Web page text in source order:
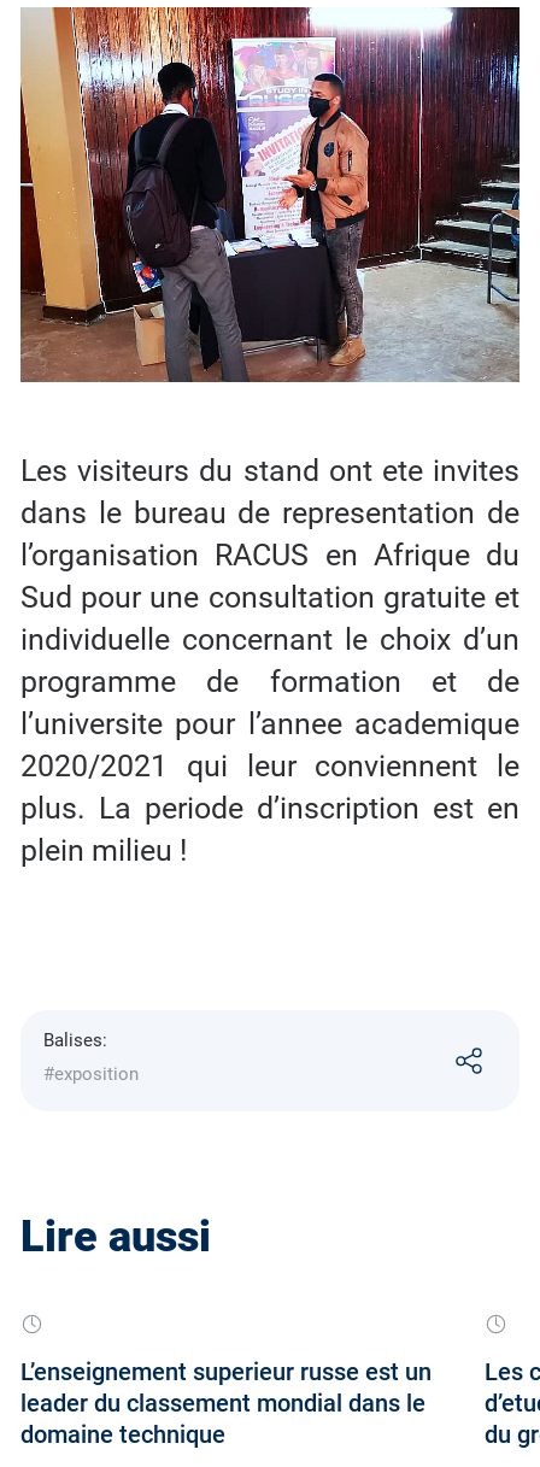
Les visiteurs du stand ont ete invites
dans le bureau de representation de
l’organisation RACUS en Afrique du
Sud pour une consultation gratuite et
individuelle concernant le choix d’un
programme de formation et de
l’universite pour l’annee academique
2020/2021 qui leur conviennent le
plus. La periode d’inscription est en
plein milieu !
Balises:
#exposition
Lire aussi
L’enseignement superieur russe est un
leader du classement mondial dans le
domaine technique
Les
du